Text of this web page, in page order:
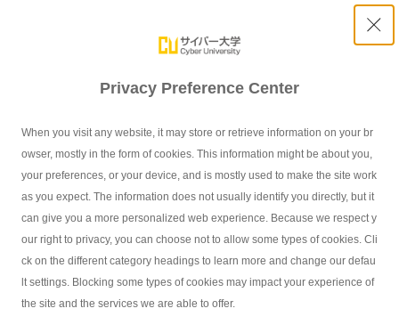
Privacy Preference Center
When you visit any website, it may store or retrieve information on your br
owser, mostly in the form of cookies. This information might be about you,
your preferences, or your device, and is mostly used to make the site work
as you expect. The information does not usually identify you directly, but it
can give you a more personalized web experience. Because we respect y
our right to privacy, you can choose not to allow some types of cookies. Cli
ck on the different category headings to learn more and change our defau
lt settings. Blocking some types of cookies may impact your experience of
the site and the services we are able to offer.
2020年度 秋学期の新規開講科目を更新しました
サイバー大学TOP お知らせ 2020年度 秋学期の新規開講科目を更新し